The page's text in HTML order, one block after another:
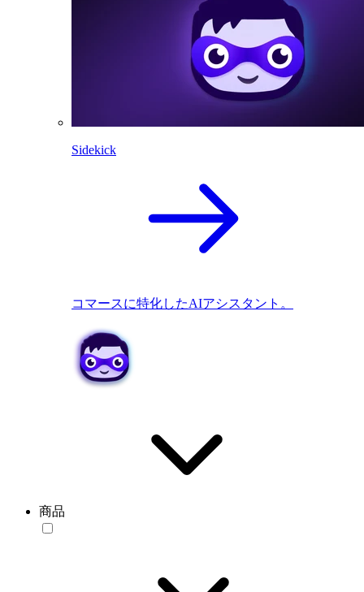
Sidekick
コマースに特化したAIアシスタント。
商品